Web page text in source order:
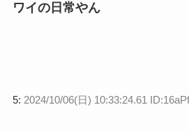
ワイの日常やん
5: 2024/10/06(日) 10:33:24.61